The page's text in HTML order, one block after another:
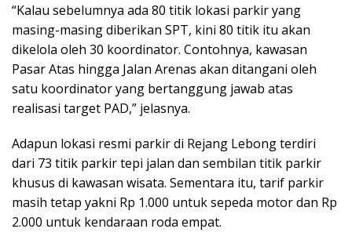
“Kalau sebelumnya ada 80 titik lokasi parkir yang
masing-masing diberikan SPT, kini 80 titik itu akan
dikelola oleh 30 koordinator. Contohnya, kawasan
Pasar Atas hingga Jalan Arenas akan ditangani oleh
satu koordinator yang bertanggung jawab atas
realisasi target PAD,” jelasnya.
Adapun lokasi resmi parkir di Rejang Lebong terdiri
dari 73 titik parkir tepi jalan dan sembilan titik parkir
khusus di kawasan wisata. Sementara itu, tarif parkir
masih tetap yakni Rp 1.000 untuk sepeda motor dan Rp
2.000 untuk kendaraan roda empat.